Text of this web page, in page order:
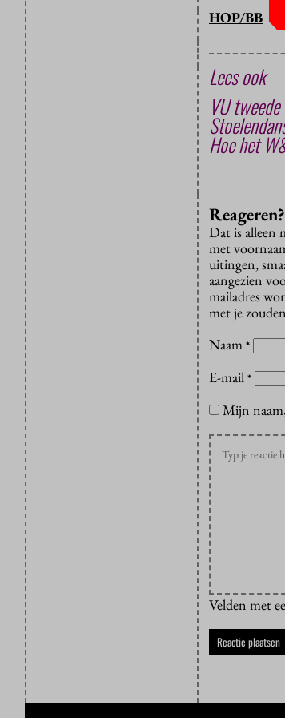
HOP/BB
Lees ook
VU
Hoe het
Reageren?
Dat is alleen
met
uitingen,
aangezien
mailadres
met je
Naam *
E-mail *
Mijn
Velden met